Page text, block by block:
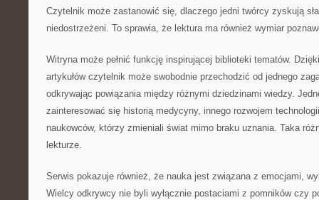
Czytelnik może zastanowić się, dlaczego jedni twórcy zyskują
niedostrzeżeni. To sprawia, że lektura ma również wymiar
Witryna może pełnić funkcję inspirującej biblioteki tematów.
artykułów czytelnik może swobodnie przechodzić od jednego
odkrywając powiązania między różnymi dziedzinami wiedzy.
zainteresować się historią medycyny, innego rozwojem
naukowców, którzy zmieniali świat mimo braku uznania. Taka
lekturze.
Serwis pokazuje również, że nauka jest związana z emocjami,
Wielcy odkrywcy nie byli wyłącznie postaciami z pomników czy